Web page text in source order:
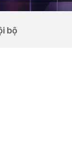
bộ